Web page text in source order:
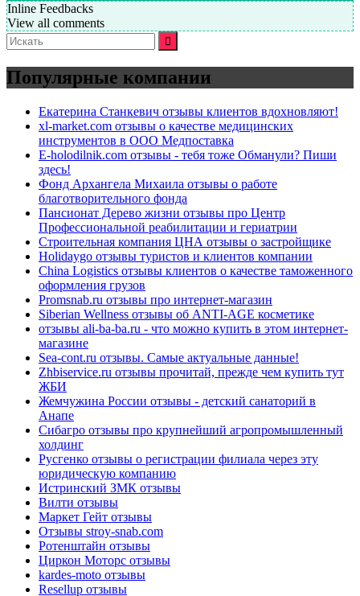
Inline Feedbacks
View all comments
Искать:
Популярные компании
Екатерина Станкевич отзывы клиентов вдохновляют!
xl-market.com отзывы о качестве медицинских
инструментов в ООО Медпоставка
E-holodilnik.com отзывы - тебя тоже Обманули? Пиши
здесь!
Фонд Архангела Михаила отзывы о работе
благотворительного фонда
Пансионат Дерево жизни отзывы про Центр
Профессиональной реабилитации и гериатрии
Строительная компания ЦНА отзывы о застройщике
Holidaygo отзывы туристов и клиентов компании
China Logistics отзывы клиентов о качестве таможенного
оформления грузов
Promsnab.ru отзывы про интернет-магазин
Siberian Wellness отзывы об ANTI-AGE косметике
отзывы ali-ba-ba.ru - что можно купить в этом интернет-
магазине
Sea-cont.ru отзывы. Самые актуальные данные!
Zhbiservice.ru отзывы прочитай, прежде чем купить тут
ЖБИ
Жемчужина России отзывы - детский санаторий в
Анапе
Сибагро отзывы про крупнейший агропромышленный
холдинг
Русгенко отзывы о регистрации филиала через эту
юридическую компанию
Истринский ЗМК отзывы
Вилти отзывы
Маркет Гейт отзывы
Отзывы stroy-snab.com
Ротенштайн отзывы
Циркон Моторс отзывы
kardes-moto отзывы
Resellup отзывы